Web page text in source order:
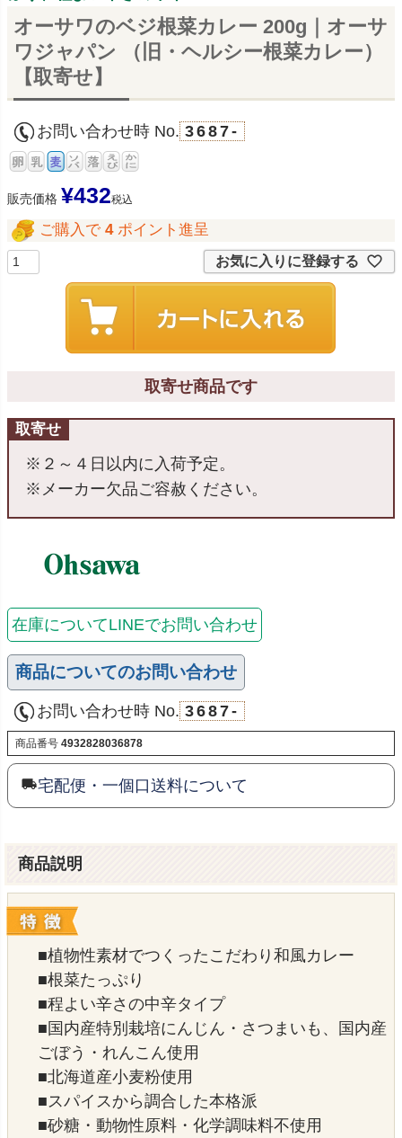
オーサワのベジ根菜カレー 200g｜オーサ
ワジャパン （旧・ヘルシー根菜カレー）
【取寄せ】
お問い合わせ時 No. 3687-
販売価格 ¥432税込
ご購入で 4 ポイント進呈
お気に入りに登録する
取寄せ商品です
取寄せ
※２～４日以内に入荷予定。
※メーカー欠品ご容赦ください。
在庫についてLINEでお問い合わせ
商品についてのお問い合わせ
お問い合わせ時 No. 3687-
商品番号 4932828036878
宅配便・一個口送料について
商品説明
■植物性素材でつくったこだわり和風カレー
■根菜たっぷり
■程よい辛さの中辛タイプ
■国内産特別栽培にんじん・さつまいも、国内産
ごぼう・れんこん使用
■北海道産小麦粉使用
■スパイスから調合した本格派
■砂糖・動物性原料・化学調味料不使用